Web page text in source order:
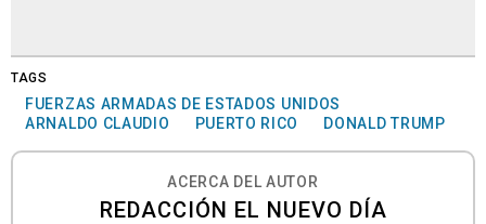
TAGS
FUERZAS ARMADAS DE ESTADOS UNIDOS
ARNALDO CLAUDIO
PUERTO RICO DONALD TRUMP
ACERCA DEL AUTOR
REDACCIÓN EL NUEVO DÍA